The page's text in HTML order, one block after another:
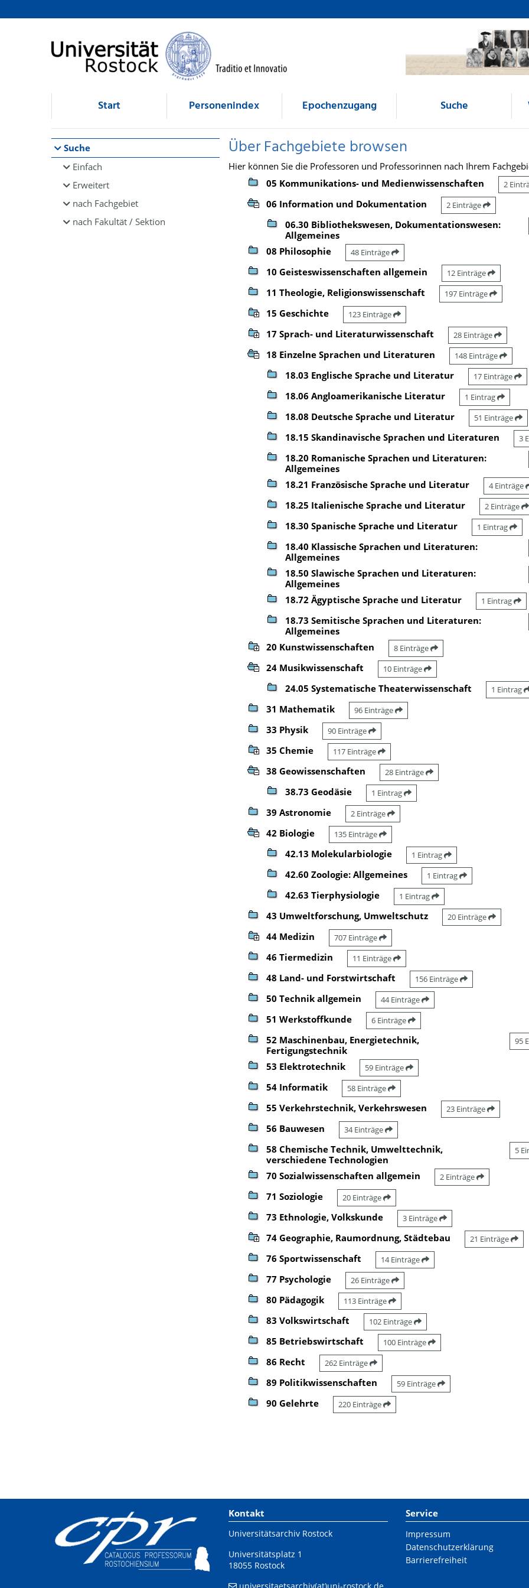
Browsen
direkt zum Inhalt
Start Personenindex Epochenzugang Suche
Suche
Einfach
Erweitert
nach Fachgebiet
nach Fakultät / Sektion
Über Fachgebiete browsen
Hier können Sie die Professoren und Professorinnen nach Ihrem
05 Kommunikations- und Medienwissenschaften
2
06 Information und Dokumentation 2 Einträge
06.30 Bibliothekswesen, Dokumentationswesen:
Allgemeines
08 Philosophie 48 Einträge
10 Geisteswissenschaften allgemein 12 Einträge
11 Theologie, Religionswissenschaft 197 Einträge
15 Geschichte 123 Einträge
17 Sprach- und Literaturwissenschaft 28 Einträge
18 Einzelne Sprachen und Literaturen 148 Einträge
18.03 Englische Sprache und Literatur 17 Einträge
18.06 Angloamerikanische Literatur 1 Eintrag
18.08 Deutsche Sprache und Literatur 51 Einträge
18.15 Skandinavische Sprachen und Literaturen 3
18.20 Romanische Sprachen und Literaturen:
Allgemeines
18.21 Französische Sprache und Literatur 4 Einträge
18.25 Italienische Sprache und Literatur 2 Einträge
18.30 Spanische Sprache und Literatur 1 Eintrag
18.40 Klassische Sprachen und Literaturen:
Allgemeines
18.50 Slawische Sprachen und Literaturen:
Allgemeines
18.72 Ägyptische Sprache und Literatur 1 Eintrag
18.73 Semitische Sprachen und Literaturen:
Allgemeines
20 Kunstwissenschaften 8 Einträge
24 Musikwissenschaft 10 Einträge
24.05 Systematische Theaterwissenschaft 1 Eintrag
31 Mathematik 96 Einträge
33 Physik 90 Einträge
35 Chemie 117 Einträge
38 Geowissenschaften 28 Einträge
38.73 Geodäsie 1 Eintrag
39 Astronomie 2 Einträge
42 Biologie 135 Einträge
42.13 Molekularbiologie 1 Eintrag
42.60 Zoologie: Allgemeines 1 Eintrag
42.63 Tierphysiologie 1 Eintrag
43 Umweltforschung, Umweltschutz 20 Einträge
44 Medizin 707 Einträge
46 Tiermedizin 11 Einträge
48 Land- und Forstwirtschaft 156 Einträge
50 Technik allgemein 44 Einträge
51 Werkstoffkunde 6 Einträge
52 Maschinenbau, Energietechnik,
Fertigungstechnik
95
53 Elektrotechnik 59 Einträge
54 Informatik 58 Einträge
55 Verkehrstechnik, Verkehrswesen 23 Einträge
56 Bauwesen 34 Einträge
58 Chemische Technik, Umwelttechnik,
verschiedene Technologien
5
70 Sozialwissenschaften allgemein 2 Einträge
71 Soziologie 20 Einträge
73 Ethnologie, Volkskunde 3 Einträge
74 Geographie, Raumordnung, Städtebau 21 Einträge
76 Sportwissenschaft 14 Einträge
77 Psychologie 26 Einträge
80 Pädagogik 113 Einträge
83 Volkswirtschaft 102 Einträge
85 Betriebswirtschaft 100 Einträge
86 Recht 262 Einträge
89 Politikwissenschaften 59 Einträge
90 Gelehrte 220 Einträge
Kontakt
Universitätsarchiv Rostock
Universitätsplatz 1
18055 Rostock
Service
Impressum
Datenschutzerklärung
Barrierefreiheit